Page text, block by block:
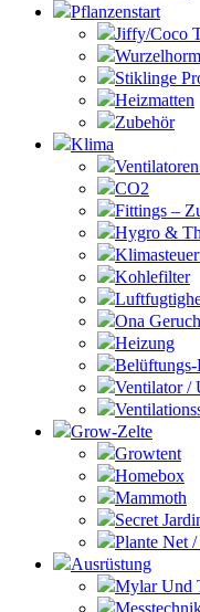
Pflanzenstart
Jiffy/Coco
Stiklinge
Heizmatten
Zubehör
Klima
CO2
Fittings –
Hygro &
Kohlefilter
Ona
Heizung
Ventilator /
Grow-Zelte
Growtent
Homebox
Mammoth
Secret
Plante Net
Ausrüstung
Mylar Und